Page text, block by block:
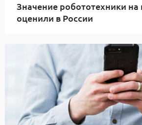
Значение робототехники на
оценили в России